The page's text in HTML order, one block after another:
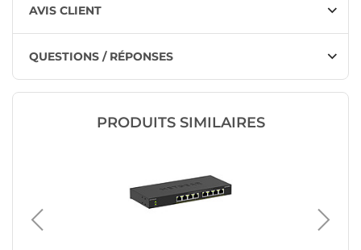
AVIS CLIENT
QUESTIONS / RÉPONSES
PRODUITS SIMILAIRES